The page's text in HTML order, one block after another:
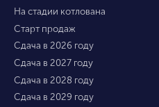
На стадии котлована
Старт продаж
Сдача в 2026 году
Сдача в 2027 году
Сдача в 2028 году
Сдача в 2029 году